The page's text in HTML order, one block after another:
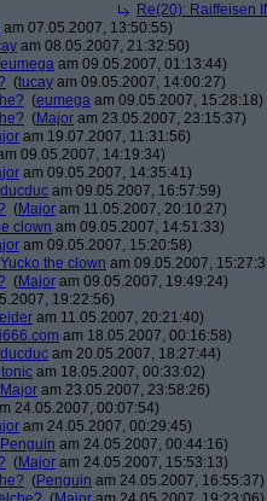
Re(20): Raiffeisen
am 07.05.2007, 13:50:55)
am 08.05.2007, 21:32:50)
eumega am 09.05.2007, 01:13:44)
(tucay am 09.05.2007, 14:00:27)
(eumega am 09.05.2007, 15:28:18)
(Major am 23.05.2007, 23:15:37)
am 19.07.2007, 11:31:56)
09.05.2007, 14:19:34)
am 09.05.2007, 14:35:41)
ducduc am 09.05.2007, 16:57:59)
(Major am 11.05.2007, 20:10:27)
clown am 09.05.2007, 14:51:33)
am 09.05.2007, 15:20:58)
Yucko the clown am 09.05.2007,
(Major am 09.05.2007, 19:49:24)
19:22:56)
am 11.05.2007, 20:21:40)
am 18.05.2007, 00:16:58)
ducduc am 20.05.2007, 18:27:44)
am 18.05.2007, 00:33:02)
Major am 23.05.2007, 23:58:26)
24.05.2007, 00:07:54)
am 24.05.2007, 00:29:45)
Penguin am 24.05.2007, 00:44:16)
(Major am 24.05.2007, 15:53:13)
(Penguin am 24.05.2007, 16:55:37)